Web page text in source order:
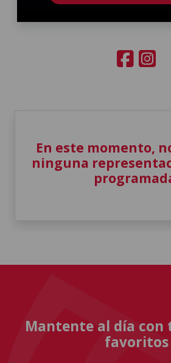
En este momento,
ninguna
Mantente al día con
favoritos